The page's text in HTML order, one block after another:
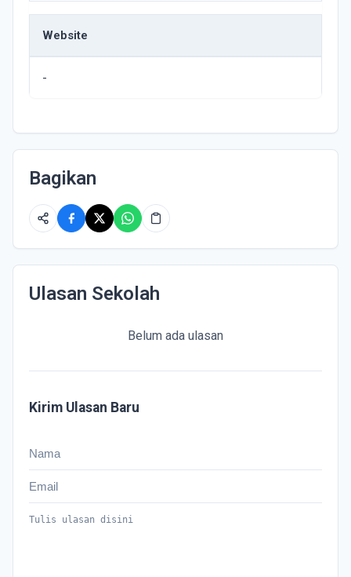
Website
-
Bagikan
Ulasan Sekolah
Belum ada ulasan
Kirim Ulasan Baru